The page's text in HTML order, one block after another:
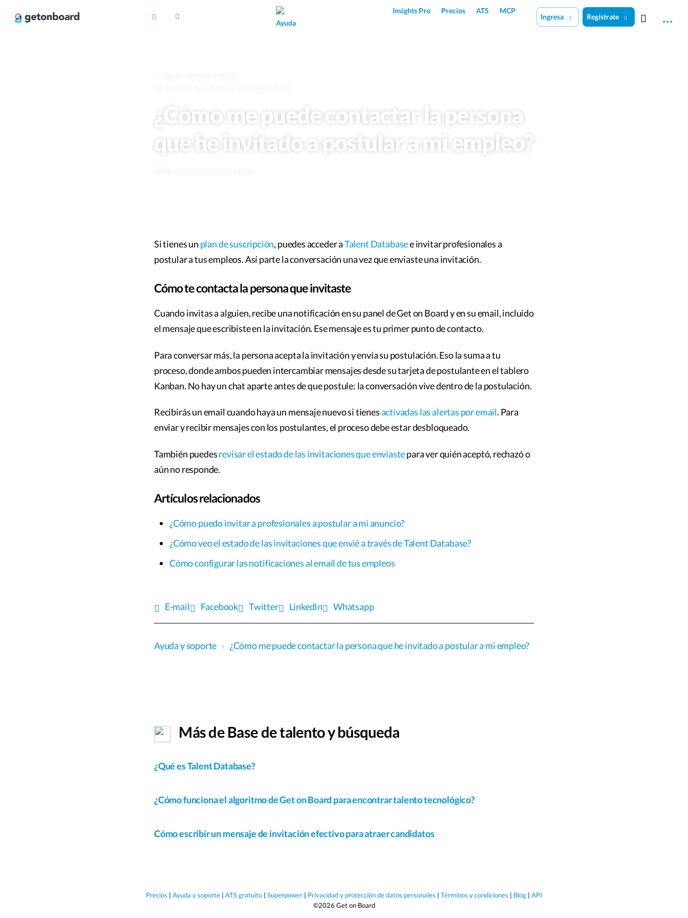
Insights Pro Precios ATS
MCP
Ayuda
Ingresa Regístrate
¿Cómo me puede contactar la persona
que he invitado a postular a mi empleo?
Si tienes un plan de suscripción, puedes acceder aTalent Databasee invitar profesionales a
postular a tus empleos. Así parte la conversación una vez que enviaste una invitación.
Cómo te contacta la persona que invitaste
Cuando invitas a alguien, recibe una notificación en su panel de Get on Board y en su email, incluido
el mensaje que escribiste en la invitación. Ese mensaje es tu primer punto de contacto.
Para conversar más, la persona acepta la invitación y envía su postulación. Eso la suma a tu
proceso, donde ambos pueden intercambiar mensajes desde su tarjeta de postulante en el tablero
Kanban. No hay un chat aparte antes de que postule: la conversación vive dentro de la postulación.
Recibirás un email cuando haya un mensaje nuevo si tienesactivadas las alertas por email. Para
enviar y recibir mensajes con los postulantes, el proceso debe estar desbloqueado.
También puedesrevisar el estado de las invitaciones que enviastepara ver quién aceptó, rechazó o
aún no responde.
Artículos relacionados
¿Cómo puedo invitar a profesionales a postular a mi anuncio?
¿Cómo veo el estado de las invitaciones que envié a través de Talent Database?
Cómo configurar las notificaciones al email de tus empleos
E-mail Facebook Twitter LinkedIn Whatsapp
Ayuda y soporte › ¿Cómo me puede contactar la persona que he invitado a postular a mi empleo?
Más de Base de talento y búsqueda
¿Qué es Talent Database?
¿Cómo funciona el algoritmo de Get on Board para encontrar talento tecnológico?
Cómo escribir un mensaje de invitación efectivo para atraer candidatos
Precios | Ayuda y soporte | ATS gratuito | Superpower | Privacidad y protección de datos personales | Términos y condiciones | Blog | API
©2026 Get on Board